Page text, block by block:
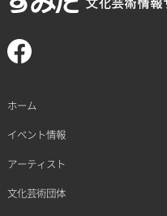
ホーム
イベント情報
アーティスト
文化芸術団体